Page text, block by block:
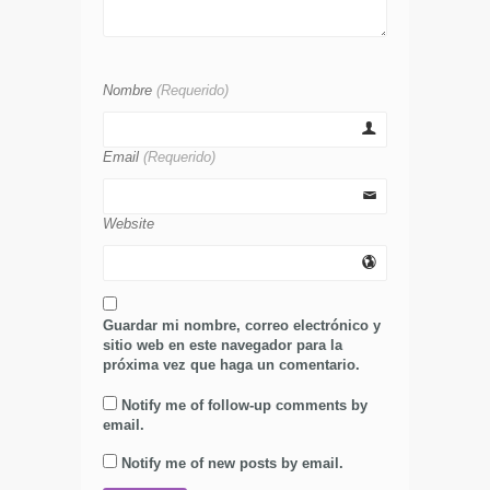
Nombre (Requerido)
Email (Requerido)
Website
Guardar mi nombre, correo electrónico y
sitio web en este navegador para la
próxima vez que haga un comentario.
Notify me of follow-up comments by
email.
Notify me of new posts by email.